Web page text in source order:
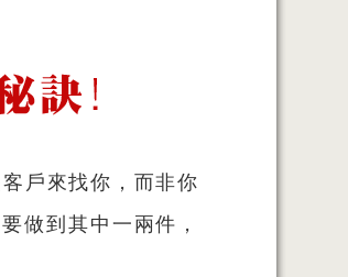
戶來找你，而非你
做到其中一兩件，